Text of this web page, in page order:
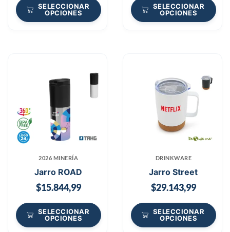
SELECCIONAR
OPCIONES
SELECCIONAR
OPCIONES
2026 MINERÍA
Jarro ROAD
$15.844,99
SELECCIONAR
OPCIONES
DRINKWARE
Jarro Street
$29.143,99
SELECCIONAR
OPCIONES